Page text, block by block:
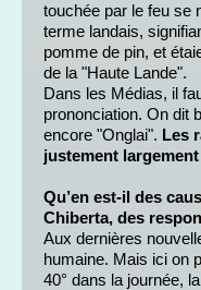
touchée par le feu se
terme landais,
pomme de pin, et
de la "Haute Lande".
Dans les Médias, il
prononciation. On dit
encore "Onglai". Les
justement
Qu’en est-il des
Chiberta, des
Aux dernières
humaine. Mais ici on
40° dans la journée,